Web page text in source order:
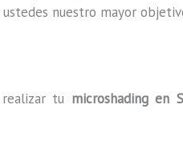
ustedes nuestro mayor
tu microshading en